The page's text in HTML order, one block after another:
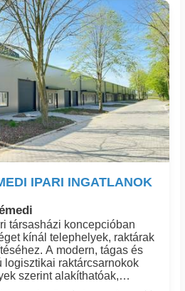
gyártástechnológiáról, akár
is eleget téve, de webáruház
üzemekről, vagy
és irodák létesítéséről.Az
ideális a következő
gyártóüzemekLogisztikai
műhely
raktárbázis
IPARI INGATLANOK
társasházi koncepcióban
kínál telephelyek, raktárak
A modern, tágas és
logisztikai raktárcsarnokok
szerint alakíthatóak,